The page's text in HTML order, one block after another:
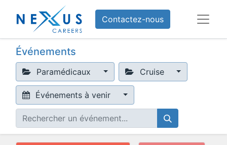
Contactez-nous
Événements
Paramédicaux Cruise
Événements à venir